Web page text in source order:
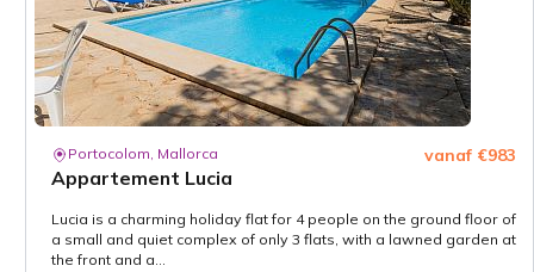
Portocolom, Mallorca
Appartement Lucia
vanaf €983
Lucia is a charming holiday flat for 4 people on the ground floor of
a small and quiet complex of only 3 flats, with a lawned garden at
the front and a...